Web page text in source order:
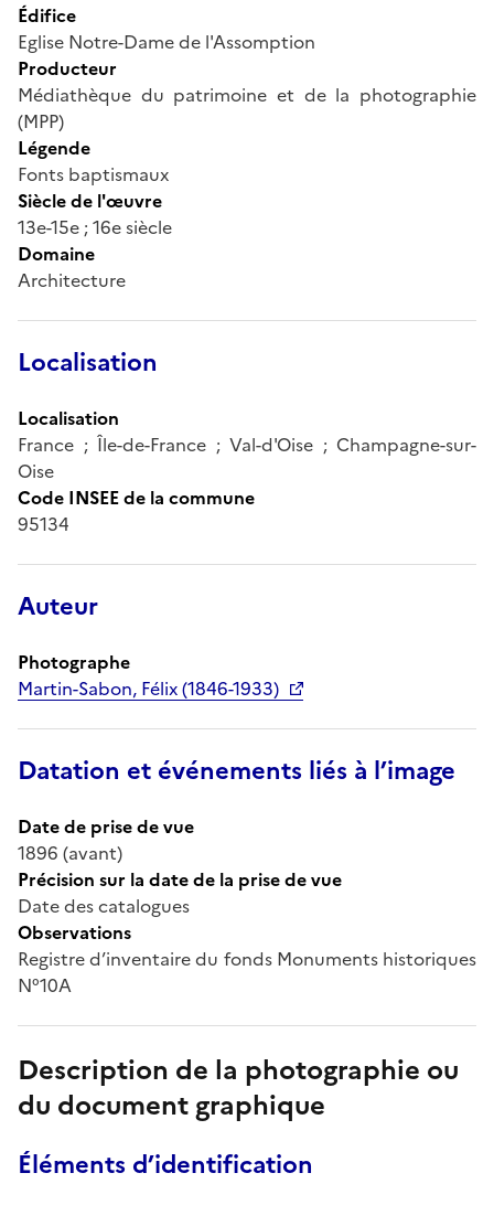
Édifice
Eglise Notre-Dame de l'Assomption
Producteur
Médiathèque du patrimoine et de la photographie
(MPP)
Légende
Fonts baptismaux
Siècle de l'œuvre
13e-15e ; 16e siècle
Domaine
Architecture
Localisation
Localisation
France ; Île-de-France ; Val-d'Oise ; Champagne-sur-
Oise
Code INSEE de la commune
95134
Auteur
Photographe
Martin-Sabon, Félix (1846-1933)
Datation et événements liés à l’image
Date de prise de vue
1896 (avant)
Précision sur la date de la prise de vue
Date des catalogues
Observations
Registre d’inventaire du fonds Monuments historiques
N°10A
Description de la photographie ou
du document graphique
Éléments d’identification